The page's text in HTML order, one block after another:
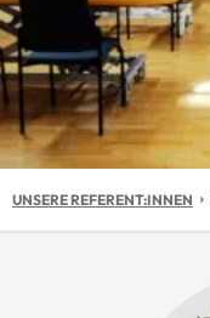
UNSERE REFERENT:INNEN